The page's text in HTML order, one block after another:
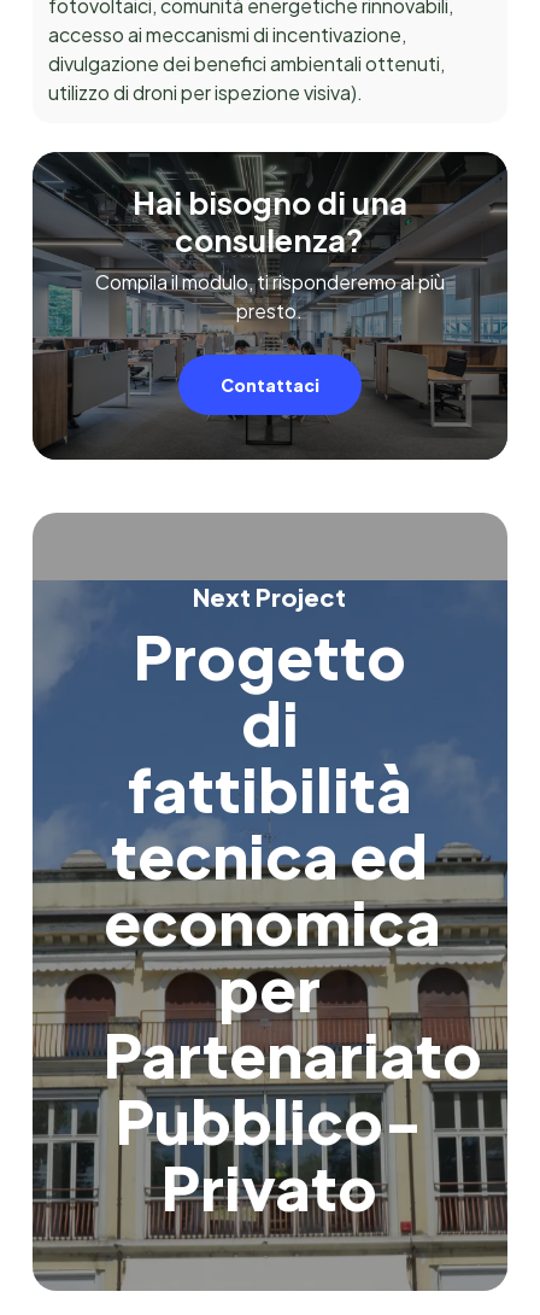
fotovoltaici, comunità energetiche rinnovabili,
accesso ai meccanismi di incentivazione,
divulgazione dei benefici ambientali ottenuti,
utilizzo di droni per ispezione visiva).
Hai bisogno di una
consulenza?
Compila il modulo, ti risponderemo al più
presto.
Contattaci
Next Project
Progetto
di
fattibilità
tecnica ed
economica
per
Partenariato
Pubblico-
Privato